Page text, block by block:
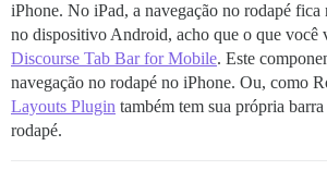
iPhone. No iPad, a navegação no rodapé fica
no dispositivo Android, acho que o que você
Discourse Tab Bar for Mobile. Este
navegação no rodapé no iPhone. Ou, como
Layouts Plugin também tem sua própria
rodapé.